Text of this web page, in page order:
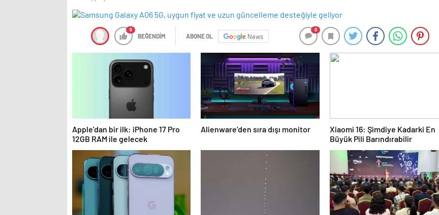
0
BEĞENDİM ABONE OL News
0
Apple’dan bir ilk: iPhone 17 Pro
12GB RAM ile gelecek
Alienware’den sıra dışı monitor
Xiaomi 16: Şimdiye Kadarki En
Büyük Pili Barındırabilir